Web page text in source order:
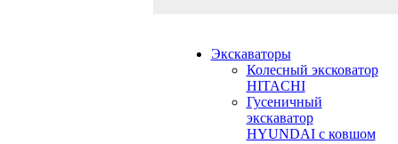
Экскаваторы
Колесный эксковатор
HITACHI
Гусеничный
экскаватор
HYUNDAI с ковшом